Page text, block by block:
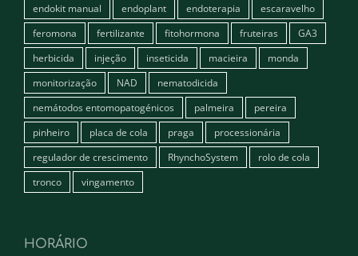
endokit manual
endoplant endoterapia
escaravelho
feromona
fertilizante fitohormona fruteiras
GA3
herbicida
injeção inseticida macieira
monda
monitorização
NAD
nematodicida
nemátodos entomopatogénicos
palmeira
pereira
pinheiro
placa de cola praga
processionária
regulador de crescimento
RhynchoSystem
rolo de cola
tronco
vingamento
HORÁRIO